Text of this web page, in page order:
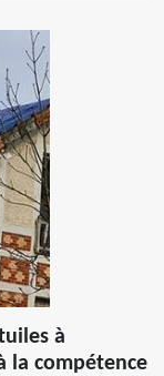
à
la compétence